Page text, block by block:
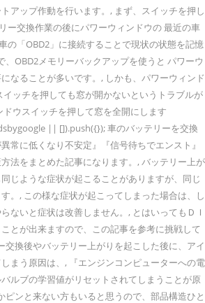
アップ作動を行います。, まず、スイッチを押し
ー交換作業の後にパワーウィンドウの 最近の車
の「OBD2」に接続することで現状の状態を記憶
、OBD2メモリーバックアップを使うと パワーウ
なることが多いです。, しかも、パワーウィンド
ッチを押しても窓が開かないというトラブルが
ウスイッチを押して窓を全開にします
|| []).push({}); 車のバッテリーを交換
常に低くなり不安定』『信号待ちでエンスト』
法をまとめた記事になります。, バッテリー上が
じような症状が起こることがありますが、同じ
。, この様な症状が起こってしまった場合は、し
ないと症状は改善しません。, とはいってもＤＩ
とが出来ますので、この記事を参考に挑戦して
交換後やバッテリー上がりを起こした後に、アイ
まう原因は、, 『エンジンコンピューターへの電
ルブの学習値がリセットされてしまうことが原
ピンと来ない方もいると思うので、部品構造ひと